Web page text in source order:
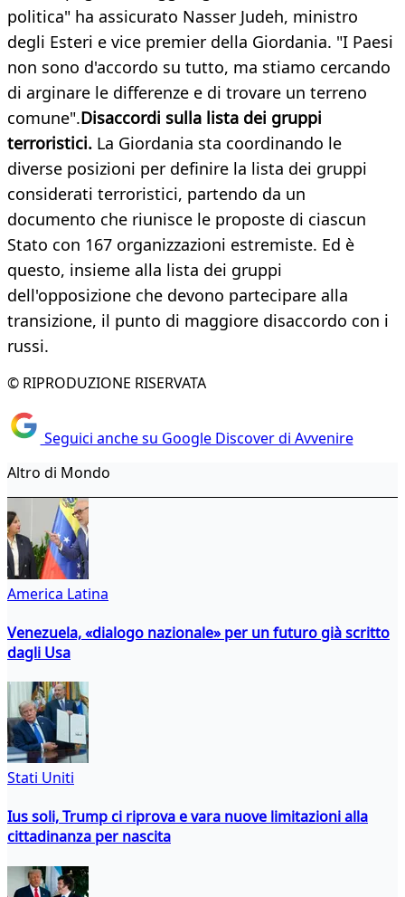
politica" ha assicurato Nasser Judeh, ministro
degli Esteri e vice premier della Giordania. "I Paesi
non sono d'accordo su tutto, ma stiamo cercando
di arginare le differenze e di trovare un terreno
comune".Disaccordi sulla lista dei gruppi
terroristici. La Giordania sta coordinando le
diverse posizioni per definire la lista dei gruppi
considerati terroristici, partendo da un
documento che riunisce le proposte di ciascun
Stato con 167 organizzazioni estremiste. Ed è
questo, insieme alla lista dei gruppi
dell'opposizione che devono partecipare alla
transizione, il punto di maggiore disaccordo con i
russi.
© RIPRODUZIONE RISERVATA
Seguici anche su Google Discover di Avvenire
Altro di Mondo
America Latina
Venezuela, «dialogo nazionale» per un futuro già scritto
dagli Usa
Stati Uniti
Ius soli, Trump ci riprova e vara nuove limitazioni alla
cittadinanza per nascita